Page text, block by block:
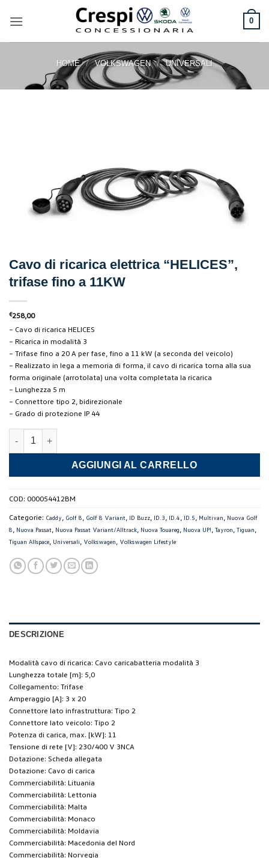
0
HOME / VOLKSWAGEN / UNIVERSALI
Cavo di ricarica elettrica “HELICES”,
trifase fino a 11KW
€258,00
– Cavo di ricarica HELICES
– Ricarica in modalità 3
– Trifase fino a 20 A per fase, fino a 11 kW (a seconda del veicolo)
– Realizzato in lega a memoria di forma, il cavo di ricarica torna alla sua
forma originale (arrotolata) una volta completata la ricarica
– Lunghezza 5 m
– Connettore tipo 2, bidirezionale
– Grado di protezione IP 44
Cavo di ricarica elettrica "HELICES", trifase fino a 11KW
AGGIUNGI AL CARRELLO
COD: 000054412BM
Categorie: Caddy, Golf 8, Golf 8 Variant, ID Buzz, ID.3, ID.4, ID.5, Multivan, Nuova Golf
8, Nuova Passat, Nuova Passat Variant/Alltrack, Nuova Touareg, Nuova UP!, Tayron, Tiguan,
Tiguan Allspace, Universali, Volkswagen, Volkswagen Lifestyle
DESCRIZIONE
Modalità cavo di ricarica: Cavo caricabatteria modalità 3
Lunghezza totale [m]: 5,0
Collegamento: Trifase
Amperaggio [A]: 3 x 20
Connettore lato infrastruttura: Tipo 2
Connettore lato veicolo: Tipo 2
Potenza di carica, max. [kW]: 11
Tensione di rete [V]: 230/400 V 3NCA
Dotazione: Scheda allegata
Dotazione: Cavo di carica
Commerciabilità: Lituania
Commerciabilità: Lettonia
Commerciabilità: Malta
Commerciabilità: Monaco
Commerciabilità: Moldavia
Commerciabilità: Macedonia del Nord
Commerciabilità: Norvegia